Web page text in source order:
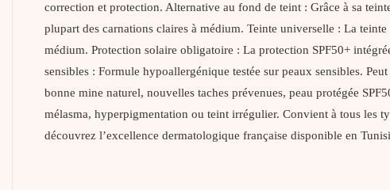
correction et protection. Alternative au fond de teint : Grâce à sa
plupart des carnations claires à médium. Teinte universelle : La
médium. Protection solaire obligatoire : La protection SPF50+
sensibles : Formule hypoallergénique testée sur peaux sensibles.
bonne mine naturel, nouvelles taches prévenues, peau protégée
mélasma, hyperpigmentation ou teint irrégulier. Convient à tous les
découvrez l’excellence dermatologique française disponible en